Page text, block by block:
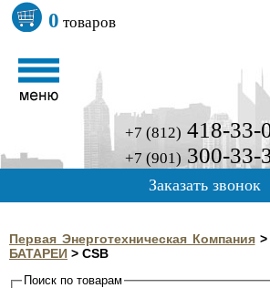
0 товаров
+7 (812) 418-33-
+7 (901) 300-33-
Заказать звонок
Первая Энерготехническая Компания>
БАТАРЕИ > CSB
Поиск по товарам